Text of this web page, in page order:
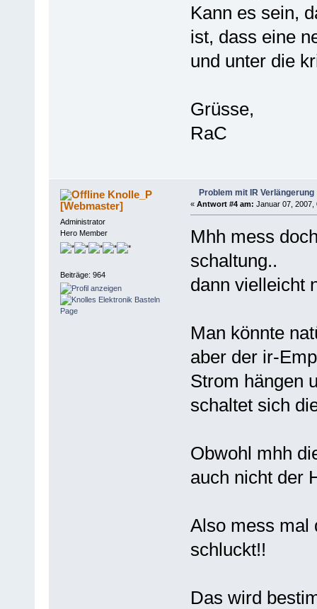
Kann es sein,
ist, dass eine
und unter die
Grüsse,
RaC
Knolle_P
[Webmaster]
Administrator
Hero Member
Beiträge: 964
Problem mit IR Verlängerung
« Antwort #4 am: Januar 07, 2007,
Mhh mess
schaltung..
dann vielleicht
Man könnte
aber der ir-
Strom hängen
schaltet sich
Obwohl mhh
auch nicht der
Also mess mal
schluckt!!
Das wird